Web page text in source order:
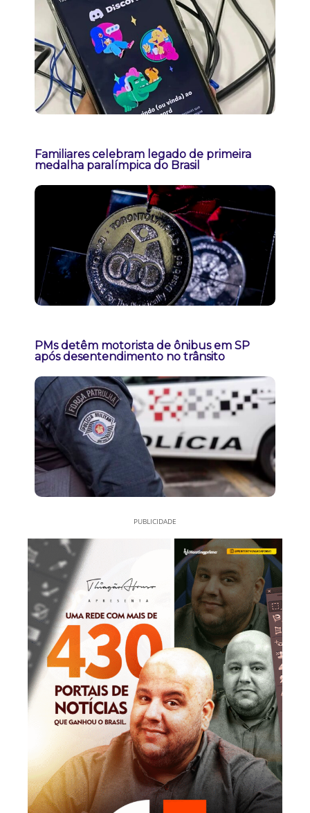
Familiares celebram legado de primeira
medalha paralímpica do Brasil
PMs detêm motorista de ônibus em SP
após desentendimento no trânsito
PUBLICIDADE